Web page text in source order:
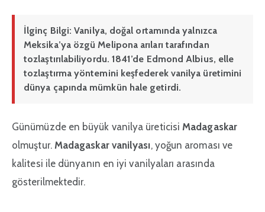
İlginç Bilgi: Vanilya, doğal ortamında yalnızca
Meksika’ya özgü Melipona arıları tarafından
tozlaştırılabiliyordu. 1841’de Edmond Albius, elle
tozlaştırma yöntemini keşfederek vanilya üretimini
dünya çapında mümkün hale getirdi.
Günümüzde en büyük vanilya üreticisi Madagaskar
olmuştur. Madagaskar vanilyası, yoğun aroması ve
kalitesi ile dünyanın en iyi vanilyaları arasında
gösterilmektedir.